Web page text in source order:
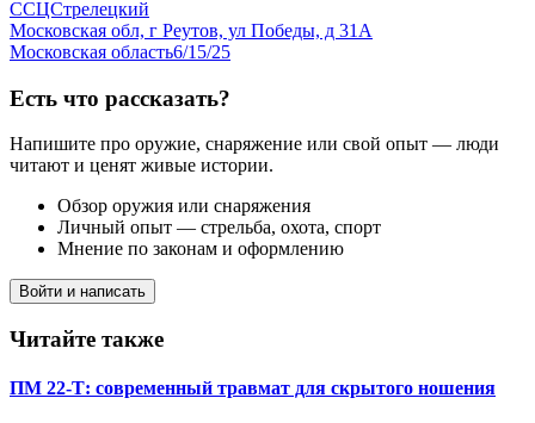
ССЦСтрелецкий
Московская обл, г Реутов, ул Победы, д 31А
Московская область6/15/25
Есть что рассказать?
Напишите про оружие, снаряжение или свой опыт — люди
читают и ценят живые истории.
Обзор оружия или снаряжения
Личный опыт — стрельба, охота, спорт
Мнение по законам и оформлению
Войти и написать
Читайте также
ПМ 22-Т: современный травмат для скрытого ношения